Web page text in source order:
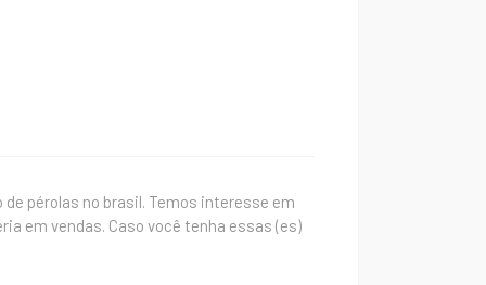
pérolas no brasil. Temos interesse em
em vendas. Caso você tenha essas (es)